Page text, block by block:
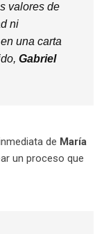
valores de
ni
una carta
Gabriel
de María
un proceso que